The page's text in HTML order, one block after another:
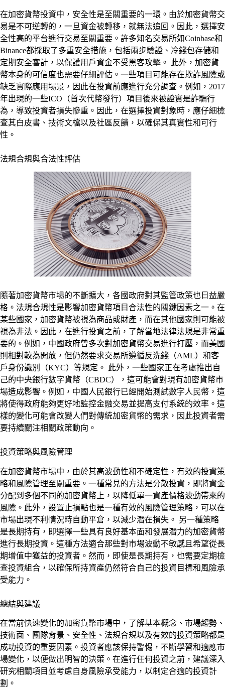
在加密貨幣投資中，安全性是至關重要的一環。由於加密貨幣交
易是不可逆轉的，一旦資金被轉移，就無法追回。因此，選擇安
全性高的平台進行交易至關重要。許多知名交易所如Coinbase和
Binance都採取了多重安全措施，包括兩步驗證、冷錢包存儲和
定期安全審計，以保護用戶資金不受黑客攻擊。 此外，加密貨
幣本身的可信度也需要仔細評估。一些項目可能存在欺詐風險或
缺乏實際應用場景，因此在投資前應進行充分調查。例如，2017
年出現的一些ICO（首次代幣發行）項目後來被證實是詐騙行
為，導致投資者損失慘重。因此，在選擇投資對象時，應仔細檢
查其白皮書、技術文檔以及社區反饋，以確保其真實性和可行
性。
法規合規與合法性評估
隨著加密貨幣市場的不斷擴大，各國政府對其監管政策也日益嚴
格。法規合規性是影響加密貨幣項目合法性的關鍵因素之一。在
某些國家，加密貨幣被視為商品或財產，而在其他國家則可能被
視為非法。因此，在進行投資之前，了解當地法律法規是非常重
要的。例如，中國政府曾多次對加密貨幣交易進行打壓，而美國
則相對較為開放，但仍然要求交易所遵循反洗錢（AML）和客
戶身份識別（KYC）等規定。 此外，一些國家正在考慮推出自
己的中央銀行數字貨幣（CBDC），這可能會對現有加密貨幣市
場造成影響。例如，中國人民銀行已經開始測試數字人民幣，這
將使得政府能夠更好地監控金融交易並提高支付系統的效率。這
樣的變化可能會改變人們對傳統加密貨幣的需求，因此投資者需
要持續關注相關政策動向。
投資策略與風險管理
在加密貨幣市場中，由於其高波動性和不確定性，有效的投資策
略和風險管理至關重要。一種常見的方法是分散投資，即將資金
分配到多個不同的加密貨幣上，以降低單一資產價格波動帶來的
風險。此外，設置止損點也是一種有效的風險管理策略，可以在
市場出現不利情況時自動平倉，以減少潛在損失。 另一種策略
是長期持有，即選擇一些具有良好基本面和發展潛力的加密貨幣
進行長期投資。這種方法適合那些對市場波動不敏感且希望從長
期增值中獲益的投資者。然而，即使是長期持有，也需要定期檢
查投資組合，以確保所持資產仍然符合自己的投資目標和風險承
受能力。
總結與建議
在當前快速變化的加密貨幣市場中，了解基本概念、市場趨勢、
技術面、團隊背景、安全性、法規合規以及有效的投資策略都是
成功投資的重要因素。投資者應該保持警惕，不斷學習和適應市
場變化，以便做出明智的決策。在進行任何投資之前，建議深入
研究相關項目並考慮自身風險承受能力，以制定合適的投資計
劃。